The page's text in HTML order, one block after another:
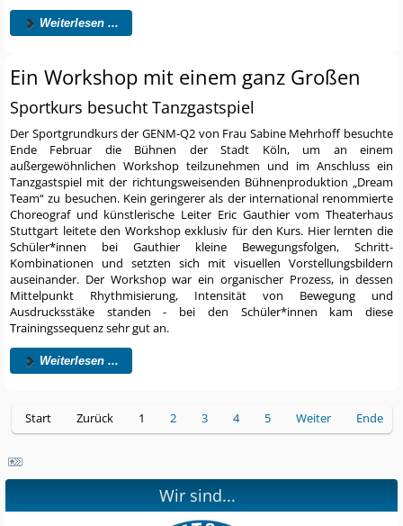
Weiterlesen ...
Ein Workshop mit einem ganz Großen
Sportkurs besucht Tanzgastspiel
Der Sportgrundkurs der GENM-Q2 von Frau Sabine Mehrhoff besuchte
Ende Februar die Bühnen der Stadt Köln, um an einem
außergewöhnlichen Workshop teilzunehmen und im Anschluss ein
Tanzgastspiel mit der richtungsweisenden Bühnenproduktion „Dream
Team“ zu besuchen. Kein geringerer als der international renommierte
Choreograf und künstlerische Leiter Eric Gauthier vom Theaterhaus
Stuttgart leitete den Workshop exklusiv für den Kurs. Hier lernten die
Schüler*innen bei Gauthier kleine Bewegungsfolgen, Schritt-
Kombinationen und setzten sich mit visuellen Vorstellungsbildern
auseinander. Der Workshop war ein organischer Prozess, in dessen
Mittelpunkt Rhythmisierung, Intensität von Bewegung und
Ausdrucksstäke standen - bei den Schüler*innen kam diese
Trainingssequenz sehr gut an.
Weiterlesen ...
Start Zurück 1 2 3 4 5 Weiter Ende
Wir sind...